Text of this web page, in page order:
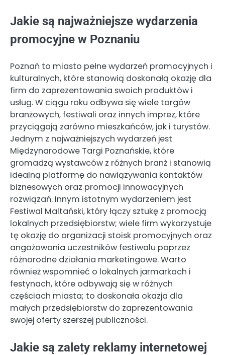
Jakie są najważniejsze wydarzenia
promocyjne w Poznaniu
Poznań to miasto pełne wydarzeń promocyjnych i
kulturalnych, które stanowią doskonałą okazję dla
firm do zaprezentowania swoich produktów i
usług. W ciągu roku odbywa się wiele targów
branżowych, festiwali oraz innych imprez, które
przyciągają zarówno mieszkańców, jak i turystów.
Jednym z najważniejszych wydarzeń jest
Międzynarodowe Targi Poznańskie, które
gromadzą wystawców z różnych branż i stanowią
idealną platformę do nawiązywania kontaktów
biznesowych oraz promocji innowacyjnych
rozwiązań. Innym istotnym wydarzeniem jest
Festiwal Maltański, który łączy sztukę z promocją
lokalnych przedsiębiorstw; wiele firm wykorzystuje
tę okazję do organizacji stoisk promocyjnych oraz
angażowania uczestników festiwalu poprzez
różnorodne działania marketingowe. Warto
również wspomnieć o lokalnych jarmarkach i
festynach, które odbywają się w różnych
częściach miasta; to doskonała okazja dla
małych przedsiębiorstw do zaprezentowania
swojej oferty szerszej publiczności.
Jakie są zalety reklamy internetowej